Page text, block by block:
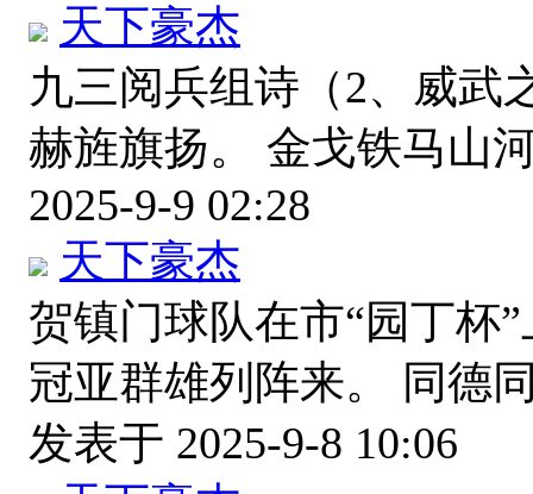
天下豪杰
九三阅兵组诗（2、威武
赫旌旗扬。 金戈铁马山
2025-9-9 02:28
天下豪杰
贺镇门球队在市“园丁杯
冠亚群雄列阵来。 同德
发表于 2025-9-8 10:06